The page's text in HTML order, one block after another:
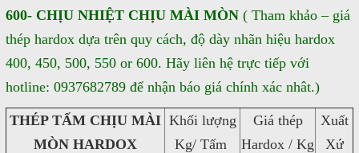
600- CHỊU NHIỆT CHỊU MÀI MÒN ( Tham khảo – giá
thép hardox dựa trên quy cách, độ dày nhãn hiệu hardox
400, 450, 500, 550 or 600. Hãy liên hệ trực tiếp với
hotline: 0937682789 để nhận báo giá chính xác nhât.)
THÉP TẤM CHỊU MÀI
MÒN HARDOX
Khối lượng
Kg/ Tấm
Giá thép
Hardox / Kg
Xuất
Xứ